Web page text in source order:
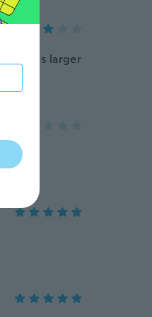
that it is larger